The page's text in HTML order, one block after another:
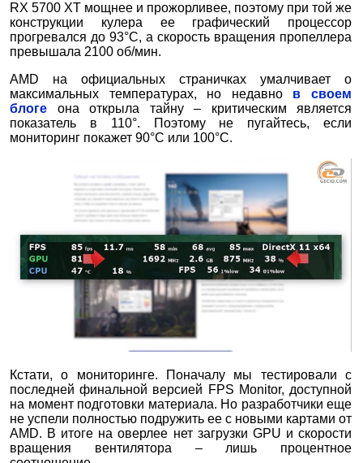
RX 5700 XT мощнее и прожорливее, поэтому при той же
конструкции кулера ее графический процессор
прогревался до 93°С, а скорость вращения пропеллера
превышала 2100 об/мин.
AMD на официальных страничках умалчивает о
максимальных температурах, но недавно в своем
блоге она открыла тайну – критическим является
показатель в 110°. Поэтому не пугайтесь, если
мониторинг покажет 90°C или 100°C.
Кстати, о мониторинге. Поначалу мы тестировали с
последней финальной версией FPS Monitor, доступной
на момент подготовки материала. Но разработчики еще
не успели полностью подружить ее с новыми картами от
AMD. В итоге на оверлее нет загрузки GPU и скорости
вращения вентилятора – лишь процентное